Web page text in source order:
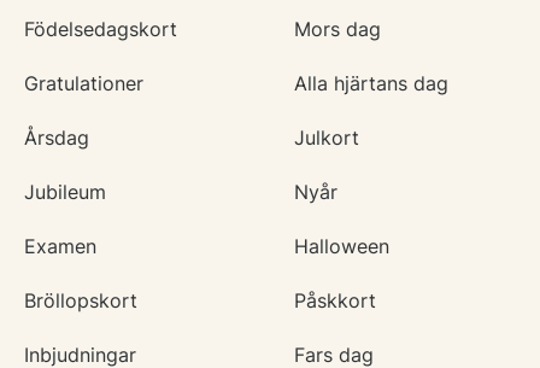
Födelsedagskort
Gratulationer
Årsdag
Jubileum
Examen
Bröllopskort
Inbjudningar
Mors dag
Alla hjärtans dag
Julkort
Nyår
Halloween
Påskkort
Fars dag